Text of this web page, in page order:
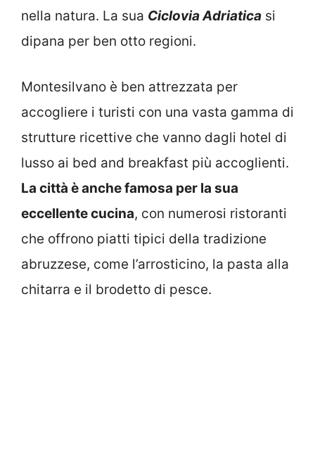
nella natura. La sua Ciclovia Adriatica si
dipana per ben otto regioni.
Montesilvano è ben attrezzata per
accogliere i turisti con una vasta gamma di
strutture ricettive che vanno dagli hotel di
lusso ai bed and breakfast più accoglienti.
La città è anche famosa per la sua
eccellente cucina, con numerosi ristoranti
che offrono piatti tipici della tradizione
abruzzese, come l’arrosticino, la pasta alla
chitarra e il brodetto di pesce.